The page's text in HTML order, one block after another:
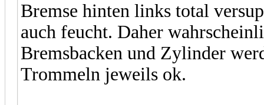
Bremse hinten links total
auch feucht. Daher
Bremsbacken und Zylinder
Trommeln jeweils ok.